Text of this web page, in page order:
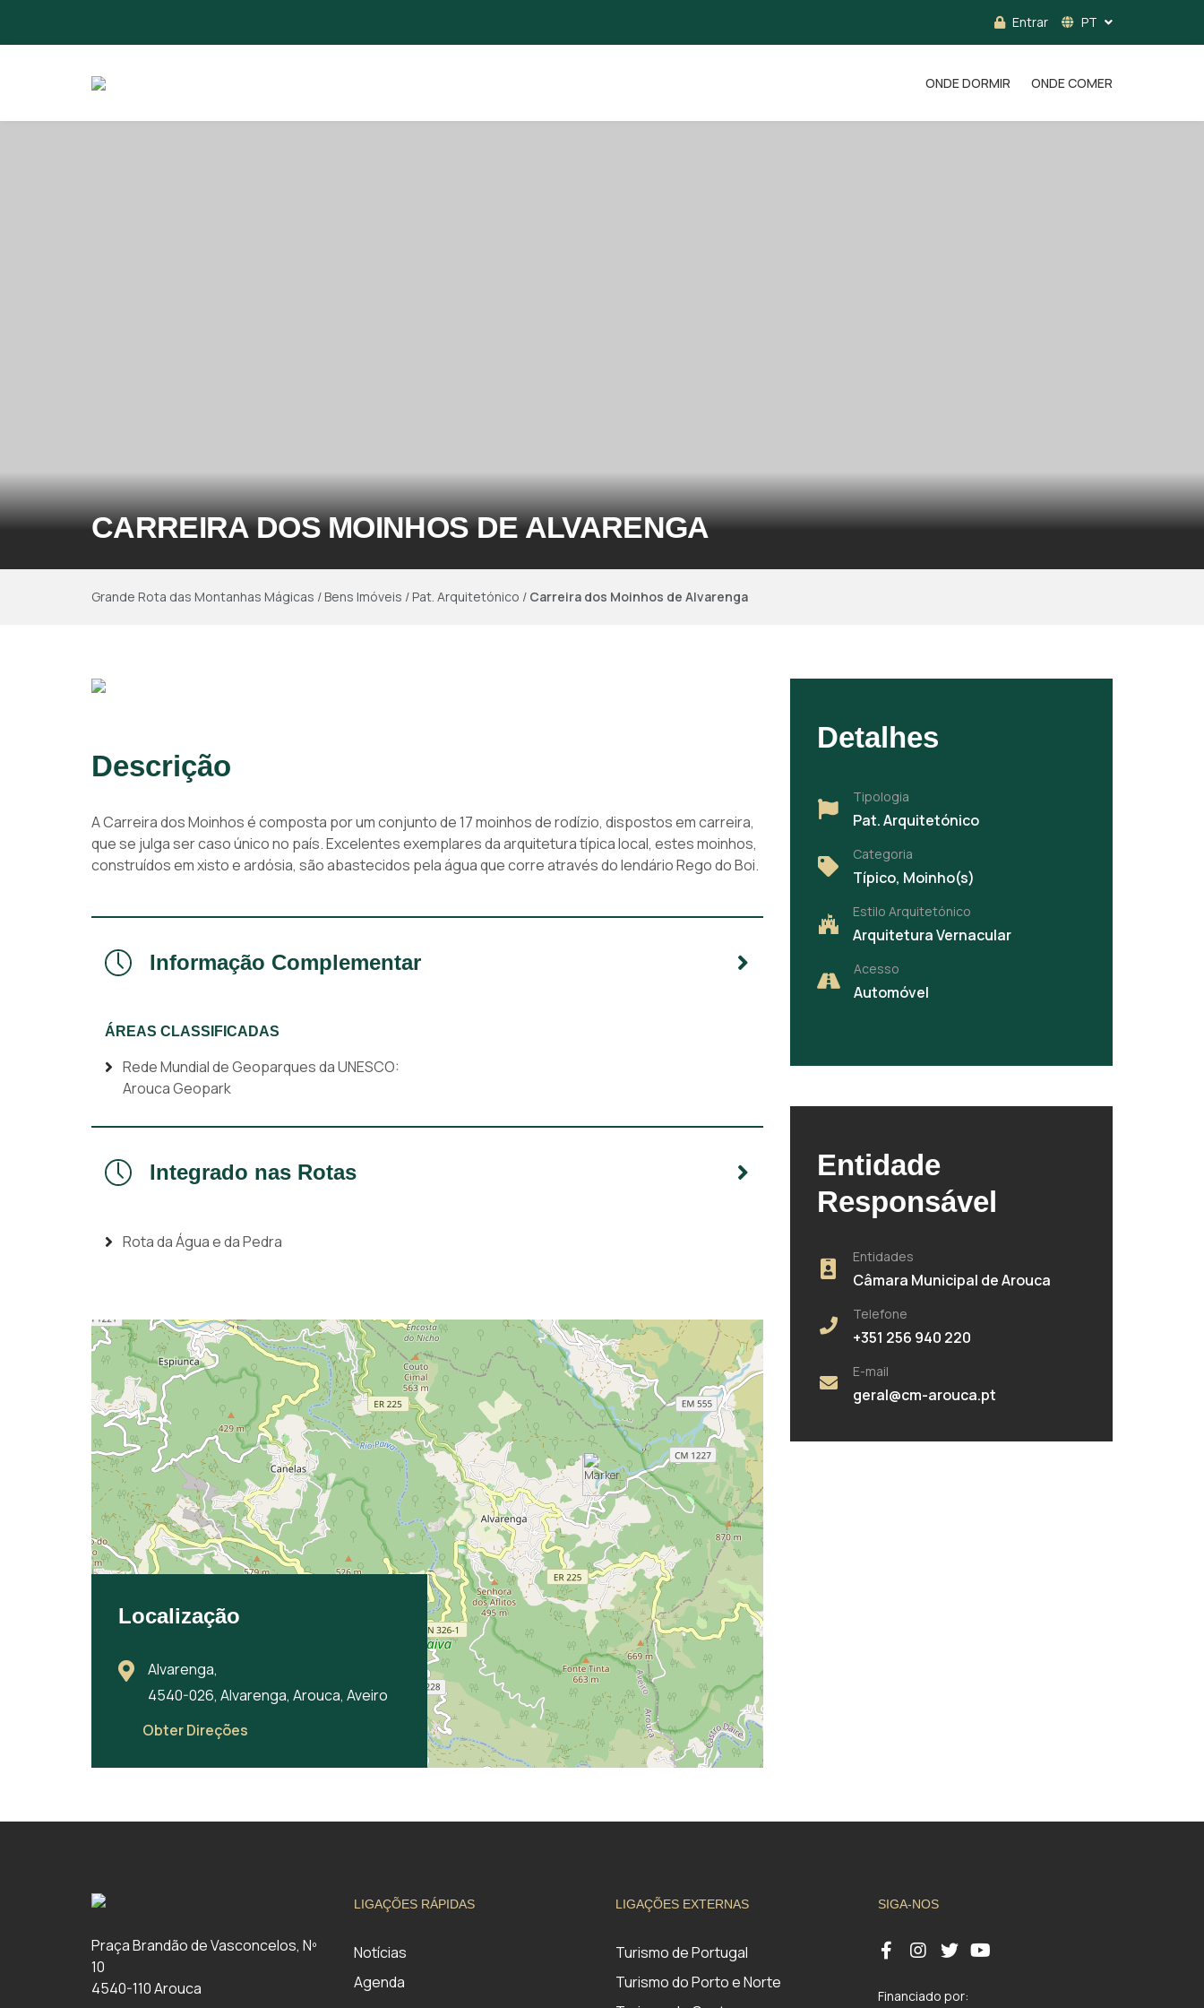
Entrar PT
ONDE DORMIR ONDE COMER
CARREIRA DOS MOINHOS DE ALVARENGA
Grande Rota das Montanhas Mágicas /Bens Imóveis /Pat. Arquitetónico / Carreira dos Moinhos de Alvarenga
Descrição
A Carreira dos Moinhos é composta por um conjunto de 17 moinhos de rodízio, dispostos em carreira,
que se julga ser caso único no país. Excelentes exemplares da arquitetura típica local, estes moinhos,
construídos em xisto e ardósia, são abastecidos pela água que corre através do lendário Rego do Boi.
Informação Complementar
ÁREAS CLASSIFICADAS
Rede Mundial de Geoparques da UNESCO:
Arouca Geopark
Integrado nas Rotas
Rota da Água e da Pedra
Localização
Alvarenga,
4540-026, Alvarenga, Arouca, Aveiro
Obter Direções
Detalhes
Tipologia
Pat. Arquitetónico
Categoria
Típico, Moinho(s)
Estilo Arquitetónico
Arquitetura Vernacular
Acesso
Automóvel
Entidade
Responsável
Entidades
Câmara Municipal de Arouca
Telefone
+351 256 940 220
E-mail
geral@cm-arouca.pt
Praça Brandão de Vasconcelos, Nº
10
4540-110 Arouca
LIGAÇÕES RÁPIDAS
Notícias
Agenda
LIGAÇÕES EXTERNAS
Turismo de Portugal
Turismo do Porto e Norte
SIGA-NOS
Financiado por: